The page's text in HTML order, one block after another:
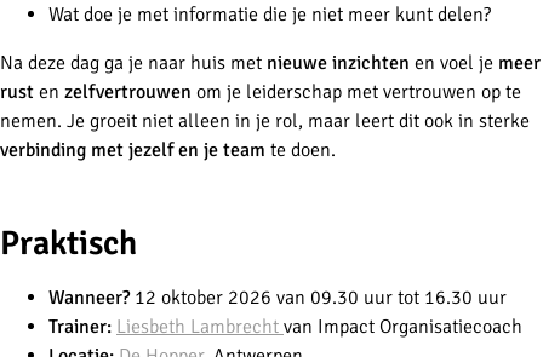
Wat doe je met informatie die je niet meer kunt delen?
Na deze dag ga je naar huis met nieuwe inzichten en voel je meer
rust en zelfvertrouwen om je leiderschap met vertrouwen op te
nemen. Je groeit niet alleen in je rol, maar leert dit ook in sterke
verbinding met jezelf en je team te doen.
Praktisch
Wanneer?12 oktober 2026 van 09.30 uur tot 16.30 uur
Trainer: Liesbeth Lambrecht van Impact Organisatiecoach